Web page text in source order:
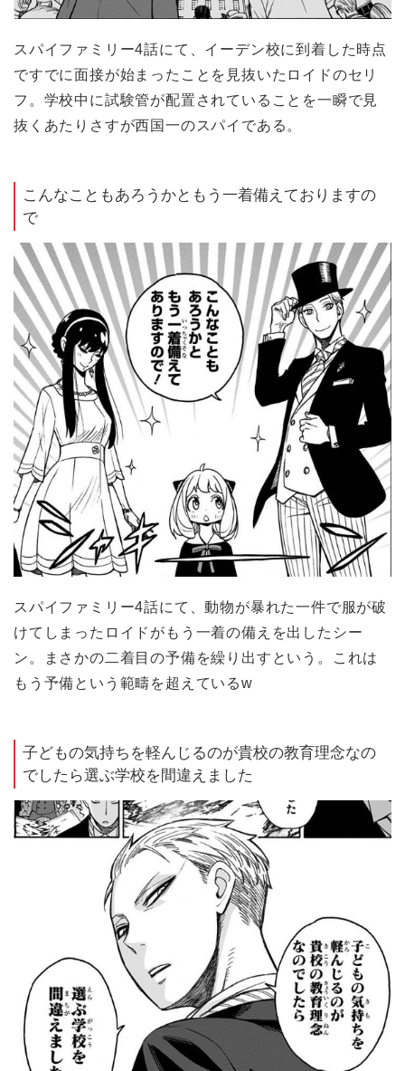
スパイファミリー4話にて、イーデン校に到着した時点
ですでに面接が始まったことを見抜いたロイドのセリ
フ。学校中に試験管が配置されていることを一瞬で見
抜くあたりさすが西国一のスパイである。
こんなこともあろうかともう一着備えておりますの
で
スパイファミリー4話にて、動物が暴れた一件で服が破
けてしまったロイドがもう一着の備えを出したシー
ン。まさかの二着目の予備を繰り出すという。これは
もう予備という範疇を超えているw
子どもの気持ちを軽んじるのが貴校の教育理念なの
でしたら選ぶ学校を間違えました